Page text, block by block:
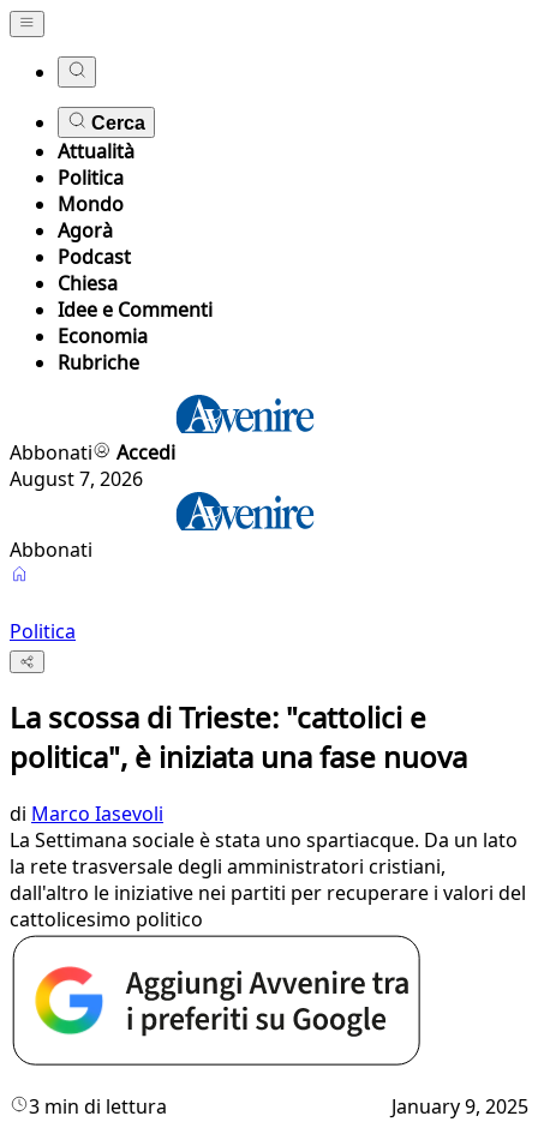
Cerca
Attualità
Politica
Mondo
Agorà
Podcast
Chiesa
Idee e Commenti
Economia
Rubriche
Abbonati
Accedi
August 7, 2026
Abbonati
Politica
La scossa di Trieste: "cattolici e
politica", è iniziata una fase nuova
di Marco Iasevoli
La Settimana sociale è stata uno spartiacque. Da un lato
la rete trasversale degli amministratori cristiani,
dall'altro le iniziative nei partiti per recuperare i valori del
cattolicesimo politico
3 min di lettura January 9, 2025